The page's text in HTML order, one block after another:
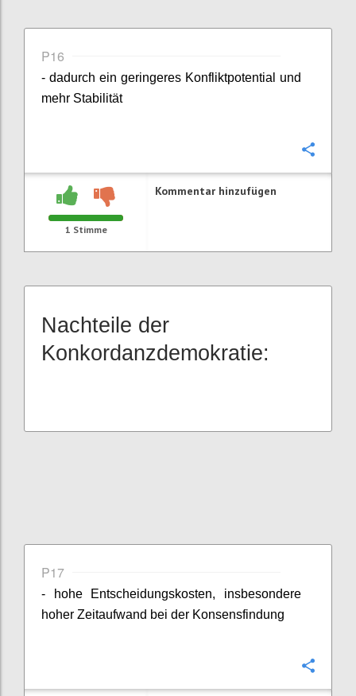
P16
- dadurch ein geringeres Konfliktpotential und
mehr Stabilität
1 Stimme
Kommentar hinzufügen
Nachteile der
Konkordanzdemokratie:
P17
- hohe Entscheidungskosten, insbesondere
hoher Zeitaufwand bei der Konsensfindung